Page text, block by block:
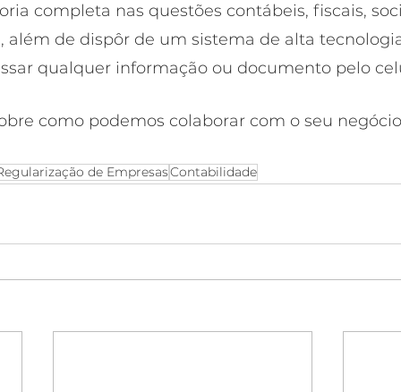
completa nas questões contábeis, fiscais,
além de dispôr de um sistema de alta
qualquer informação ou documento pelo
como podemos colaborar com o seu
de EmpresasContabilidade